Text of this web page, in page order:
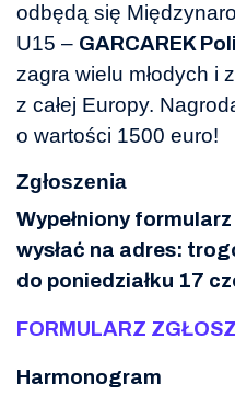
odbędą się
U15 – GARCAREK
zagra wielu młodych i
z całej Europy.
o wartości 1500 euro!
Zgłoszenia
Wypełniony
wysłać na adres:
do poniedziałku 17
FORMULARZ
Harmonogram